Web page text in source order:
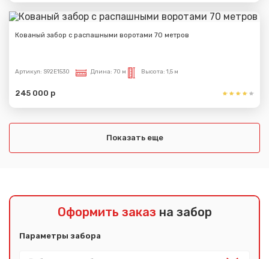
Кованый забор с распашными воротами 70 метров
Артикул: S92E1530 Длина: 70 м Высота: 1,5 м
245 000 р
Показать еще
Оформить заказ на забор
Параметры забора
Спасибо за обращение, наш специалист свяжется с